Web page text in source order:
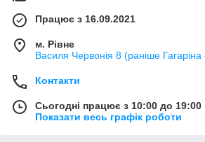
Працює з 16.09.2021
м. Рівне
Василя Червонія 8 (раніше Гагаріна
Контакти
Сьогодні працює з 10:00 до 19:00
Показати весь графік роботи